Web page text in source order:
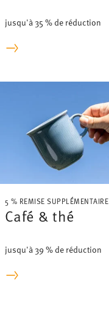
jusqu'à 35 % de réduction
5 % REMISE SUPPLÉMENTAIRE
Café & thé
jusqu'à 39 % de réduction